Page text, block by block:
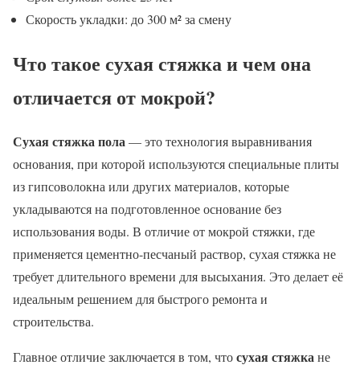
Скорость укладки: до 300 м² за смену
Что такое сухая стяжка и чем она
отличается от мокрой?
Сухая стяжка пола— это технология выравнивания
основания, при которой используются специальные плиты
из гипсоволокна или других материалов, которые
укладываются на подготовленное основание без
использования воды. В отличие от мокрой стяжки, где
применяется цементно-песчаный раствор, сухая стяжка не
требует длительного времени для высыхания. Это делает её
идеальным решением для быстрого ремонта и
строительства.
Главное отличие заключается в том, чтосухая стяжкане